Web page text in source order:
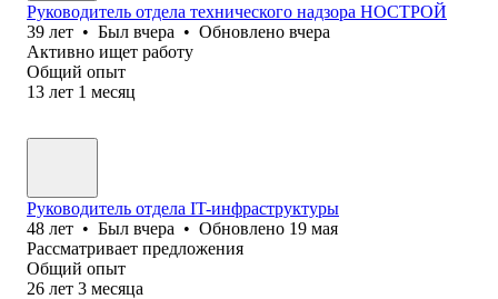
Руководитель отдела технического надзора НОСТРОЙ
39 лет • Был вчера • Обновлено вчера
Активно ищет работу
Общий опыт
13 лет 1 месяц
Руководитель отдела IT-инфраструктуры
48 лет • Был вчера • Обновлено 19 мая
Рассматривает предложения
Общий опыт
26 лет 3 месяца